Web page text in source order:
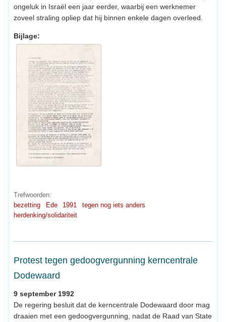
ongeluk in Israël een jaar eerder, waarbij een werknemer
zoveel straling opliep dat hij binnen enkele dagen overleed.
Bijlage:
Trefwoorden:
bezetting
Ede 1991
tegen nog iets anders
herdenking/solidariteit
Protest tegen gedoogvergunning kerncentrale
Dodewaard
9 september 1992
De regering besluit dat de kerncentrale Dodewaard door mag
draaien met een gedoogvergunning, nadat de Raad van State